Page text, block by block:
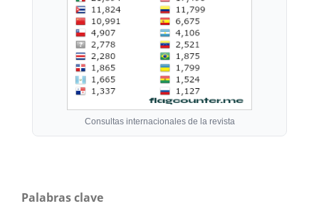
Consultas internacionales de la revista
Palabras clave